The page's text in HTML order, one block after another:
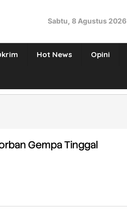
Sabtu, 8 Agustus 2026
Hot News Opini
Gempa Tinggal